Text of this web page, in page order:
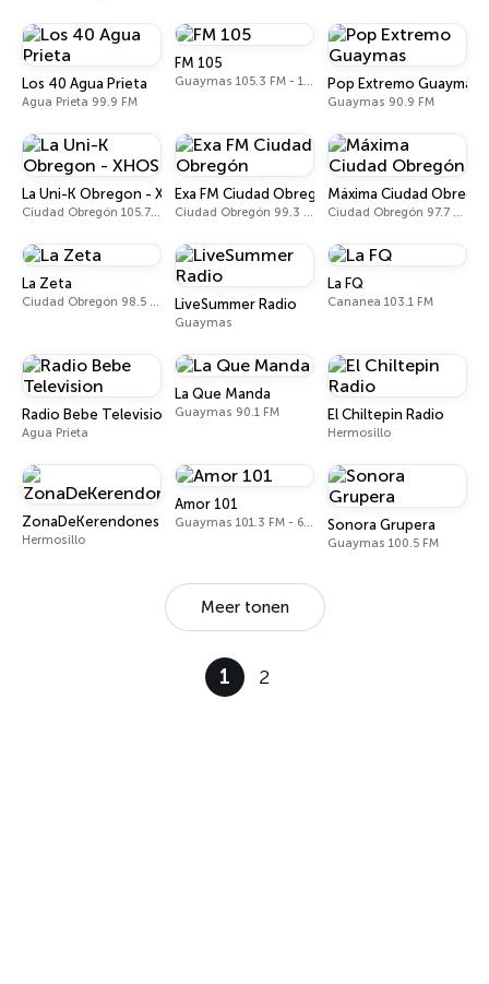
Los 40 Agua Prieta
Agua Prieta 99.9 FM
FM 105
Guaymas 105.3 FM - 1240 AM Pop Extremo Guaymas
Guaymas 90.9 FM
La Uni-K Obregon - XHOS
Ciudad Obregón 105.7 FM
Exa FM Ciudad Obregón
Ciudad Obregón 99.3 FM
Máxima Ciudad
Ciudad Obregón 97.7 FM
La Zeta
Ciudad Obregón 98.5 FM LiveSummer Radio
Guaymas
La FQ
Cananea 103.1 FM
Radio Bebe Television
Agua Prieta
La Que Manda
Guaymas 90.1 FM El Chiltepin Radio
Hermosillo
ZonaDeKerendones
Hermosillo
Amor 101
Guaymas 101.3 FM - 630 AM Sonora Grupera
Guaymas 100.5 FM
Meer tonen
1 2